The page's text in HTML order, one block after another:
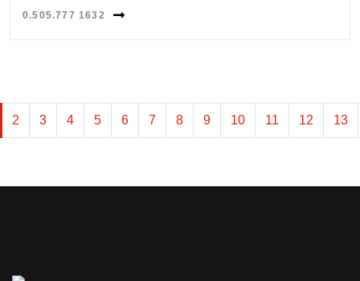
0.505.777 1632
2 3 4 5 6 7 8 9 10 11 12 13